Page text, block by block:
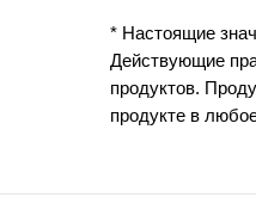
* Настоящие
Действующие
продуктов.
продукте в